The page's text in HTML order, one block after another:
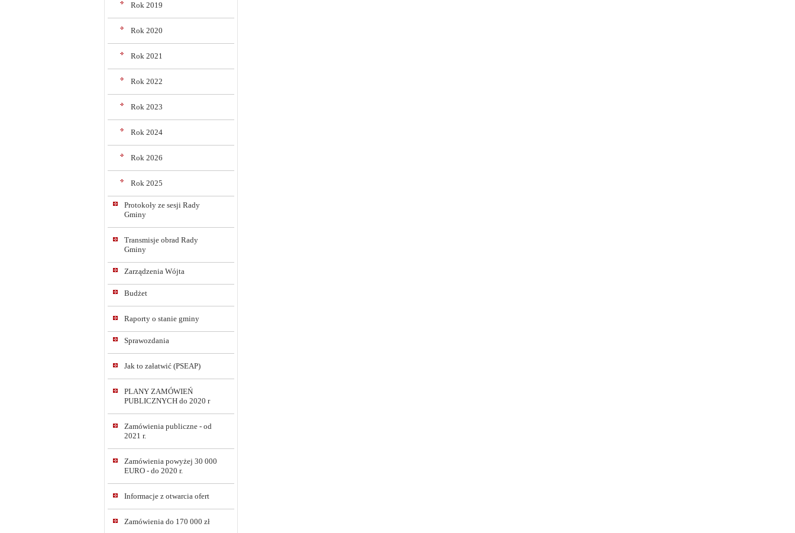
Rok 2019
Rok 2020
Rok 2021
Rok 2022
Rok 2023
Rok 2024
Rok 2026
Rok 2025
Protokoły ze sesji Rady
Gminy
Transmisje obrad Rady
Gminy
Zarządzenia Wójta
Budżet
Raporty o stanie gminy
Sprawozdania
Jak to załatwić (PSEAP)
PLANY ZAMÓWIEŃ
PUBLICZNYCH do 2020 r
Zamówienia publiczne - od
2021 r.
Zamówienia powyżej 30 000
EURO - do 2020 r.
Informacje z otwarcia ofert
Zamówienia do 170 000 zł